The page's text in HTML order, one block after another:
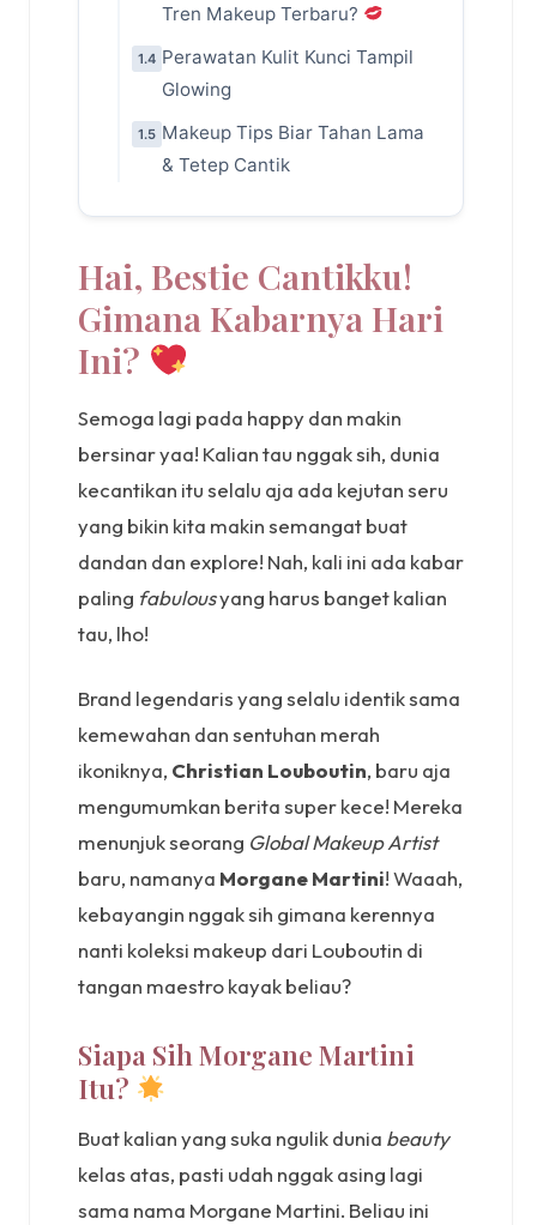
Tren Makeup Terbaru?
1.4 Perawatan Kulit Kunci Tampil
Glowing
1.5 Makeup Tips Biar Tahan Lama
& Tetep Cantik
Hai, Bestie Cantikku!
Gimana Kabarnya Hari
Ini?
Semoga lagi pada happy dan makin
bersinar yaa! Kalian tau nggak sih, dunia
kecantikan itu selalu aja ada kejutan seru
yang bikin kita makin semangat buat
dandan dan explore! Nah, kali ini ada kabar
paling fabulousyang harus banget kalian
tau, lho!
Brand legendaris yang selalu identik sama
kemewahan dan sentuhan merah
ikoniknya, Christian Louboutin, baru aja
mengumumkan berita super kece! Mereka
menunjuk seorang Global Makeup Artist
baru, namanya Morgane Martini! Waaah,
kebayangin nggak sih gimana kerennya
nanti koleksi makeup dari Louboutin di
tangan maestro kayak beliau?
Siapa Sih Morgane Martini
Itu?
Buat kalian yang suka ngulik dunia beauty
kelas atas, pasti udah nggak asing lagi
sama nama Morgane Martini. Beliau ini